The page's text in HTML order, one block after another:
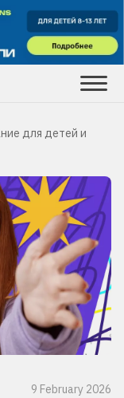
для детей и
9 February 2026